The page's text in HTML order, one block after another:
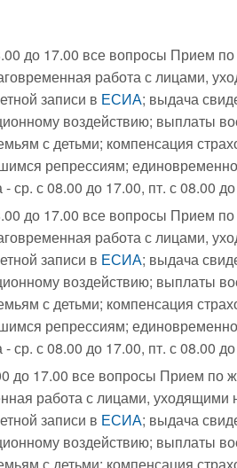
до 17.00 все вопросы Прием
работа с лицами,
записи в ЕСИА; выдача
воздействию; выплаты
с детьми; компенсация
репрессиям;
- ср. с 08.00 до 17.00, пт. с 08.00
до 17.00 все вопросы Прием
работа с лицами,
записи в ЕСИА; выдача
воздействию; выплаты
с детьми; компенсация
репрессиям;
- ср. с 08.00 до 17.00, пт. с 08.00
до 17.00 все вопросы Прием
работа с лицами, уходящими
записи в ЕСИА; выдача
воздействию; выплаты